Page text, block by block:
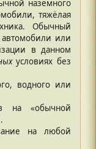
наземного
тяжёлая
Обычный
автомобили или
в данном
условиях без
водного или
на «обычной
на любой